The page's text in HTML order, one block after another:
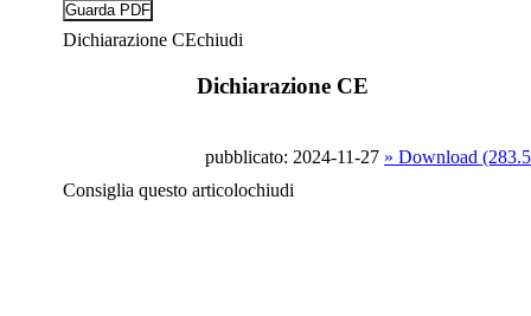
Dichiarazione CEchiudi
Dichiarazione CE
pubblicato: 2024-11-27 » Download
Consiglia questo articolochiudi